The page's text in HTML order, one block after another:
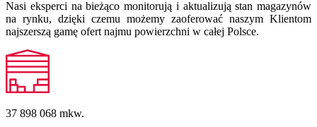
Nasi eksperci na bieżąco monitorują i aktualizują stan magazynów
na rynku, dzięki czemu możemy zaoferować naszym Klientom
najszerszą gamę ofert najmu powierzchni w całej Polsce.
37 898 068 mkw.